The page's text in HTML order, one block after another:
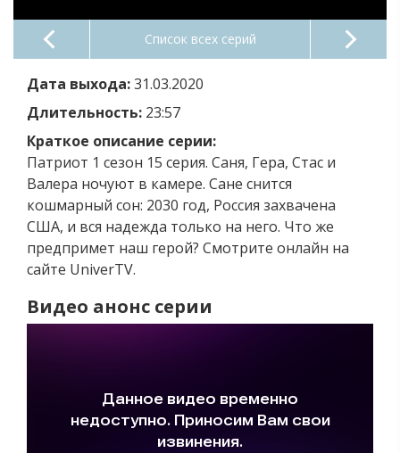
Список всех серий
Дата выхода:31.03.2020
Длительность: 23:57
Краткое описание серии:
Патриот 1 сезон 15 серия. Саня, Гера, Стас и
Валера ночуют в камере. Сане снится
кошмарный сон: 2030 год, Россия захвачена
США, и вся надежда только на него. Что же
предпримет наш герой? Смотрите онлайн на
сайте UniverTV.
Видео анонс серии